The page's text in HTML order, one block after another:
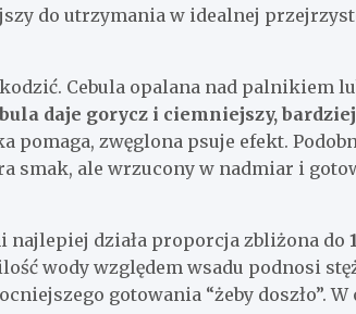
do utrzymania w idealnej
Cebula opalana nad palnikiem
daje gorycz i ciemniejszy,
zwęglona psuje efekt.
smak, ale wrzucony w nadmiar i
działa proporcja zbliżona do
wody względem wsadu podnosi
gotowania “żeby doszło”. W